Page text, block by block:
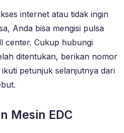
internet atau tidak ingin
Anda bisa mengisi pulsa
center. Cukup hubungi
ditentukan, berikan nomor
petunjuk selanjutnya dari
Mesin EDC